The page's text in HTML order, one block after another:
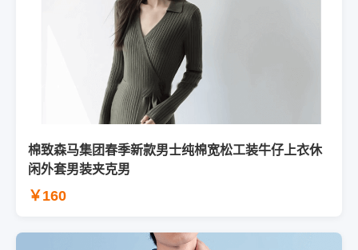
棉致森马集团春季新款男士纯棉宽松工装牛仔上衣休
闲外套男装夹克男
￥160